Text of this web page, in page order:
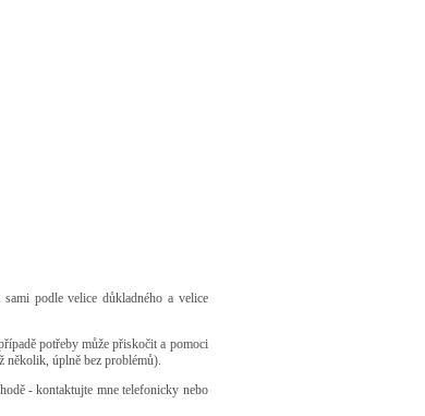
podle velice důkladného a velice
potřeby může přiskočit a pomoci
několik, úplně bez problémů).
- kontaktujte mne telefonicky nebo